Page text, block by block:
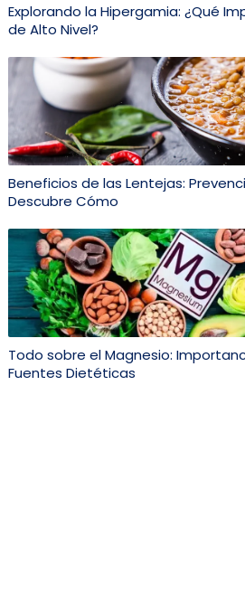
Explorando la Hipergamia: ¿Qué
de Alto Nivel?
Beneficios de las Lentejas:
Descubre Cómo
Todo sobre el Magnesio:
Fuentes Dietéticas